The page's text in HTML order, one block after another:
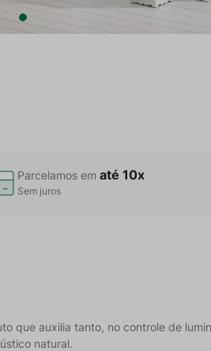
Parcelamos ematé 10x
Sem juros
que auxilia tanto, no controle de
natural.